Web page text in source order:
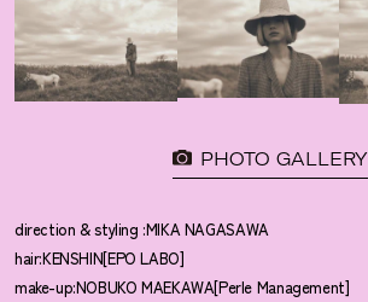
PHOTO GALLERY
direction & styling :MIKA NAGASAWA
hair:KENSHIN[EPO LABO]
make-up:NOBUKO MAEKAWA[Perle Management]